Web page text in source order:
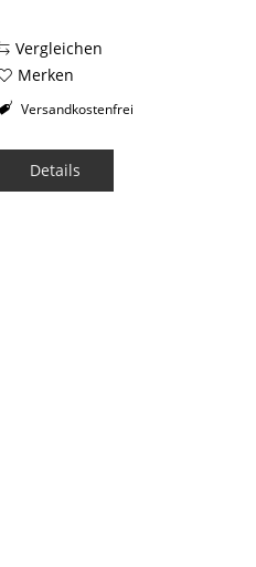
Vergleichen
Merken
Versandkostenfrei
Details